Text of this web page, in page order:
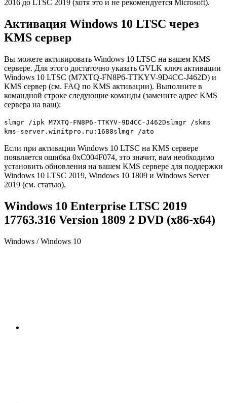
2016 до LTSC 2019 (хотя это и не рекомендуется Microsoft).
Активация Windows 10 LTSC через
KMS сервер
Вы можете активировать Windows 10 LTSC на вашем KMS
сервере. Для этого достаточно указать GVLK ключ активации
Windows 10 LTSC (M7XTQ-FN8P6-TTKYV-9D4CC-J462D) и
KMS сервер (см. FAQ по KMS активации). Выполните в
командной строке следующие команды (замените адрес KMS
сервера на ваш):
slmgr /ipk M7XTQ-FN8P6-TTKYV-9D4CC-J462Dslmgr /skms
kms-server.winitpro.ru:1688slmgr /ato
Если при активации Windows 10 LTSC на KMS сервере
появляется ошибка 0xC004F074, это значит, вам необходимо
установить обновления на вашем KMS сервере для поддержки
Windows 10 LTSC 2019, Windows 10 1809 и Windows Server
2019 (см. статью).
Windows 10 Enterprise LTSC 2019
17763.316 Version 1809 2 DVD (x86-x64)
Windows / Windows 10